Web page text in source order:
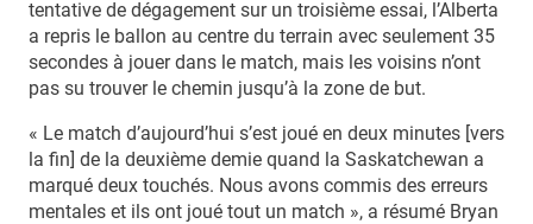
tentative de dégagement sur un troisième essai, l’Alberta
a repris le ballon au centre du terrain avec seulement 35
secondes à jouer dans le match, mais les voisins n’ont
pas su trouver le chemin jusqu’à la zone de but.
« Le match d’aujourd’hui s’est joué en deux minutes [vers
la fin] de la deuxième demie quand la Saskatchewan a
marqué deux touchés. Nous avons commis des erreurs
mentales et ils ont joué tout un match », a résumé Bryan